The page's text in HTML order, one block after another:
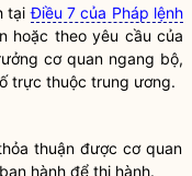
tạiĐiều 7 của Pháp lệnh
hoặc theo yêu cầu của
cơ quan ngang bộ,
trực thuộc trung ương.
thuận được cơ quan
hành để thi hành.